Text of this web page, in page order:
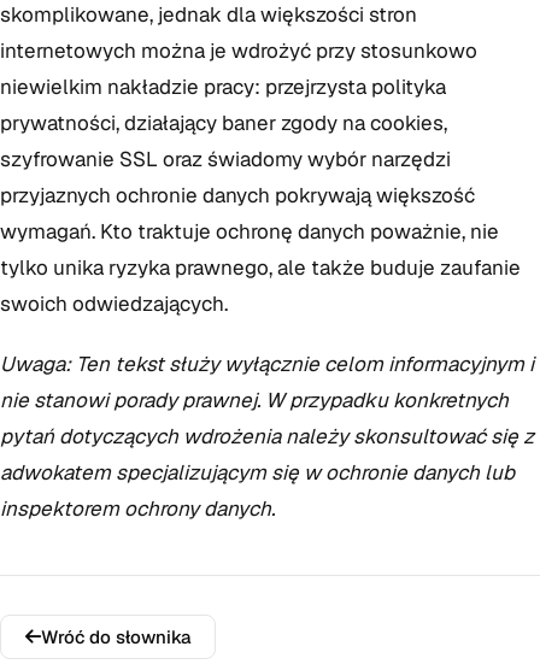
skomplikowane, jednak dla większości stron
internetowych można je wdrożyć przy stosunkowo
niewielkim nakładzie pracy: przejrzysta polityka
prywatności, działający baner zgody na cookies,
szyfrowanie SSL oraz świadomy wybór narzędzi
przyjaznych ochronie danych pokrywają większość
wymagań. Kto traktuje ochronę danych poważnie, nie
tylko unika ryzyka prawnego, ale także buduje zaufanie
swoich odwiedzających.
Uwaga: Ten tekst służy wyłącznie celom informacyjnym i
nie stanowi porady prawnej. W przypadku konkretnych
pytań dotyczących wdrożenia należy skonsultować się z
adwokatem specjalizującym się w ochronie danych lub
inspektorem ochrony danych.
Wróć do słownika